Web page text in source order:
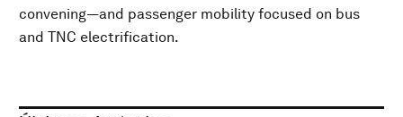
convening—and passenger mobility focused on bus
and TNC electrification.